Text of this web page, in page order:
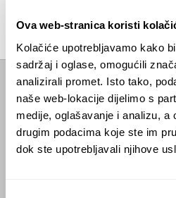
Ova web-stranica koristi
Kolačiće upotrebljavamo kako
sadržaj i oglase, omogućili
analizirali promet. Isto tako,
naše web-lokacije dijelimo s
medije, oglašavanje i analizu, a
drugim podacima koje ste im
dok ste upotrebljavali njihoveIzdanja